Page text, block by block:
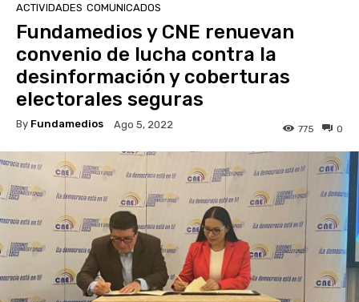
ACTIVIDADES COMUNICADOS
Fundamedios y CNE renuevan
convenio de lucha contra la
desinformación y coberturas
electorales seguras
By Fundamedios Ago 5, 2022 0
775